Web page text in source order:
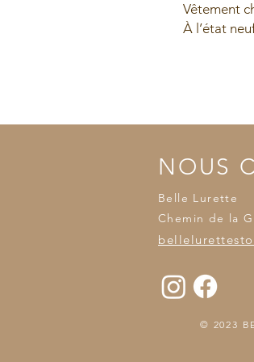
Vêtement
À l’état
NOUS
Belle Lurette
Chemin de la
© 2023